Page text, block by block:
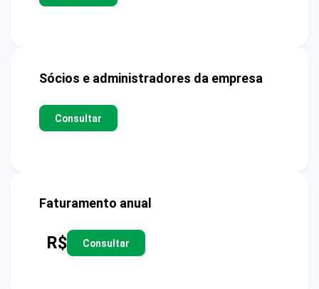
Sócios e administradores da empresa
Consultar
Faturamento anual
R$ Consultar